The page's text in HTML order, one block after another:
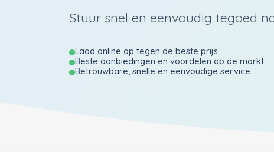
Stuur snel en eenvoudig tegoed
Laad online op tegen de beste prijs
Beste aanbiedingen en voordelen op de markt
Betrouwbare, snelle en eenvoudige service